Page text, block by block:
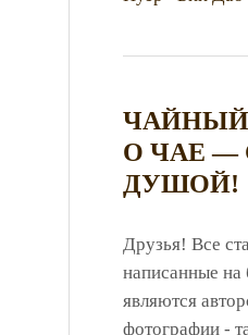
ЧАЙНЫЙ
О ЧАЕ —
ДУШОЙ!
Друзья! Все
написанные на
являются
фотографии -